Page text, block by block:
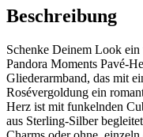
Menge
Beschreibung
Schenke Deinem Look
Pandora Moments Pavé-
Gliederarmband, das mit
Rosévergoldung ein
Herz ist mit funkelnden
aus Sterling-Silber